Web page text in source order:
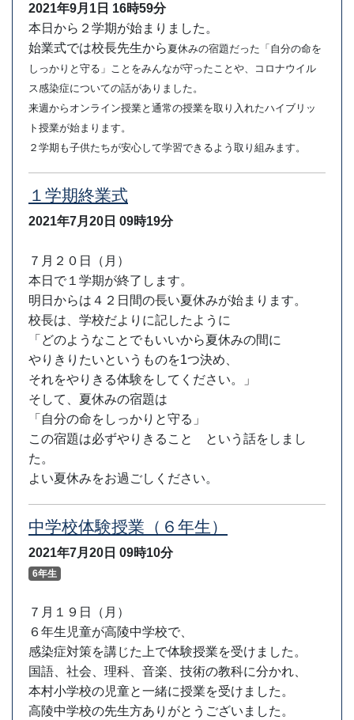
2021年9月1日 16時59分
本日から２学期が始まりました。
始業式では校長先生から 夏休みの宿題だった 「自分の命を
しっかりと守る」ことをみんなが守ったことや、コロナウイル
ス感染症についての話がありました。
来週からオンライン授業と通常の授業を取り入れたハイブリッ
ト授業が始まります。
２学期も子供たちが安心して学習できるよう取り組みます。
１学期終業式
2021年7月20日 09時19分
７月２０日（月）
本日で１学期が終了します。
明日からは４２日間の長い夏休みが始まります。
校長は、学校だよりに記したように
「どのようなことでもいいから夏休みの間に
やりきりたいというものを1つ決め、
それをやりきる体験をしてください。」
そして、夏休みの宿題は
「自分の命をしっかりと守る」
この宿題は必ずやりきること という話をしまし
た。
よい夏休みをお過ごしください。
中学校体験授業（６年生）
2021年7月20日 09時10分
6年生
７月１９日（月）
６年生児童が高陵中学校で、
感染症対策を講じた上で体験授業を受けました。
国語、社会、理科、音楽、技術の教科に分かれ、
本村小学校の児童と一緒に授業を受けました。
高陵中学校の先生方ありがとうございました。